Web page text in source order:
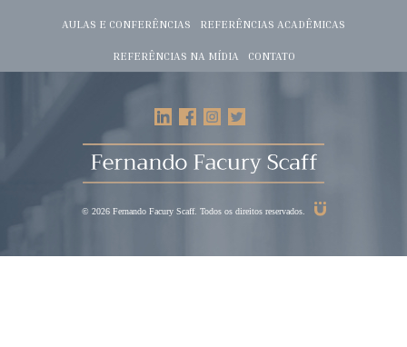
AULAS E CONFERÊNCIAS REFERÊNCIAS ACADÊMICAS
REFERÊNCIAS NA MÍDIA CONTATO
© 2026 Fernando Facury Scaff. Todos os direitos reservados.